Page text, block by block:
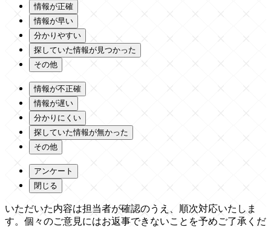
情報が正確
情報が早い
分かりやすい
探していた情報が見つかった
その他
情報が不正確
情報が遅い
分かりにくい
探していた情報が無かった
その他
アンケート
閉じる
いただいた内容は担当者が確認のうえ、順次対応いたしま
す。個々のご意見にはお返事できないことを予めご了承くだ